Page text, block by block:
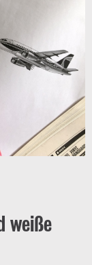
weiße